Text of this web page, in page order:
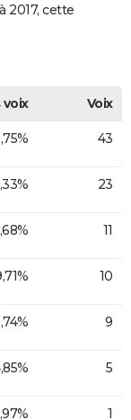
2017, cette
voix
Voix
43
23
11
10
9
5
1